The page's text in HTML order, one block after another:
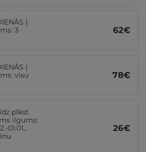
|
3
62€
|
visu
78€
plkst.
ilgums:
01.01.,
26€